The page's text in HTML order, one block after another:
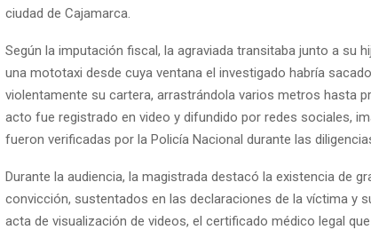
ciudad de Cajamarca.
Según la imputación fiscal, la agraviada transitaba junto a su
una mototaxi desde cuya ventana el investigado habría
violentamente su cartera, arrastrándola varios metros hasta
acto fue registrado en video y difundido por redes sociales,
fueron verificadas por la Policía Nacional durante las
Durante la audiencia, la magistrada destacó la existencia de
convicción, sustentados en las declaraciones de la víctima y
acta de visualización de videos, el certificado médico legal